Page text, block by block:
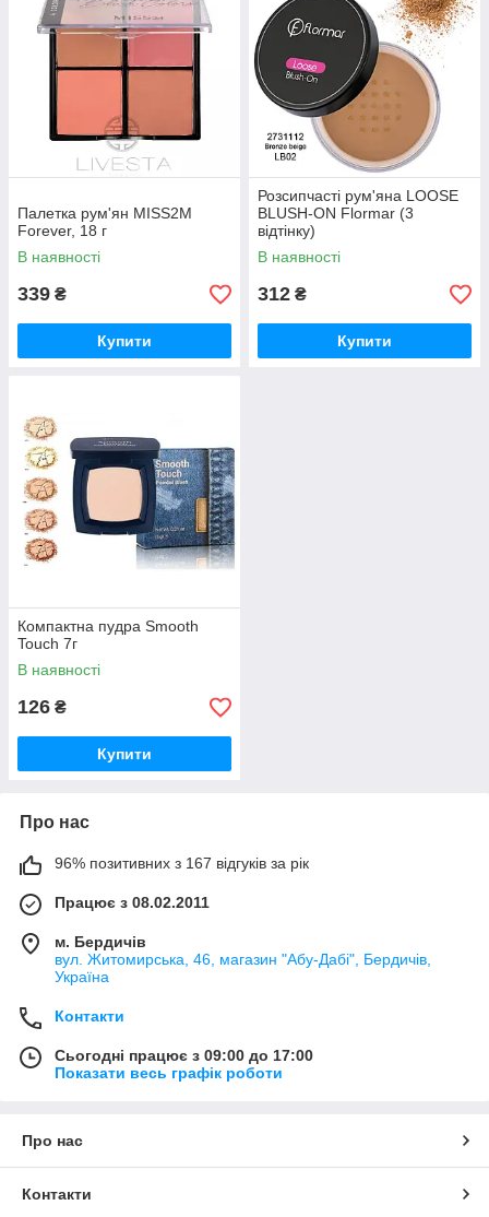
Палетка рум'ян MISS2M
Forever, 18 г
В наявності
339 ₴
Купити
Розсипчасті рум'яна LOOSE
BLUSH-ON Flormar (3
відтінку)
В наявності
312 ₴
Купити
Компактна пудра Smooth
Touch 7г
В наявності
126 ₴
Купити
Про нас
96% позитивних з 167 відгуків за рік
Працює з 08.02.2011
м. Бердичів
вул. Житомирська, 46, магазин "Абу-Дабі", Бердичів,
Україна
Контакти
Сьогодні працює з 09:00 до 17:00
Показати весь графік роботи
Про нас
Контакти